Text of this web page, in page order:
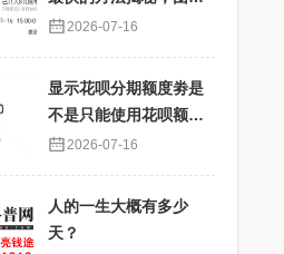
核销提现秒到账
2026-07-16
显示花呗分期额度劵是
不是只能使用花呗额度
分期才能使用？提现过
2026-07-16
人的一生大概有多少
天？